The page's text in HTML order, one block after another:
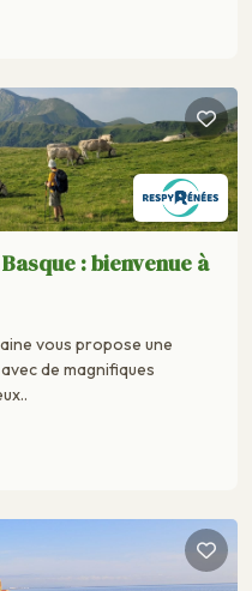
: bienvenue à
vous propose une
de magnifiques